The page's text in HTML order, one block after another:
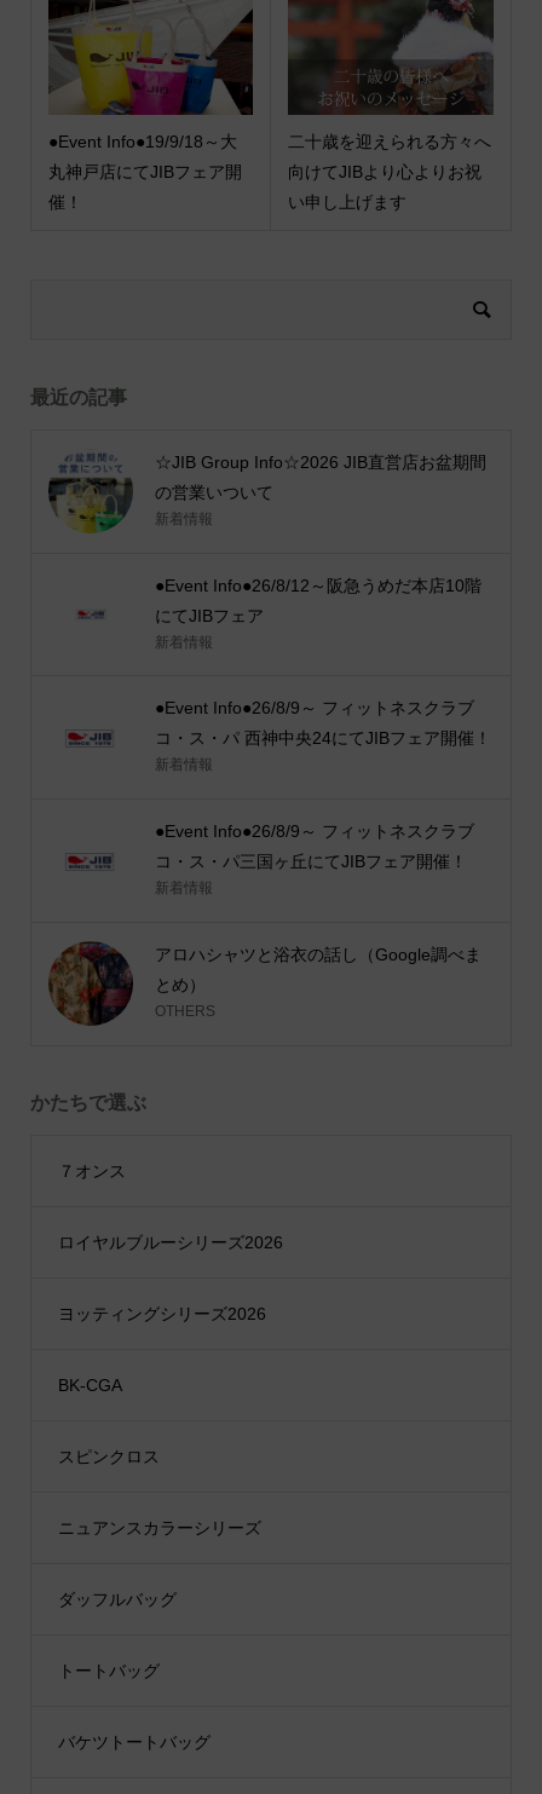
●Event Info●19/9/18～大
丸神戸店にてJIBフェア開
催！
二十歳を迎えられる方々へ
向けてJIBより心よりお祝
い申し上げます
最近の記事
☆JIB Group Info☆2026 JIB直営店お盆期間
の営業いついて
新着情報
●Event Info●26/8/12～阪急うめだ本店10階
にてJIBフェア
新着情報
●Event Info●26/8/9～ フィットネスクラブ
コ・ス・パ 西神中央24にてJIBフェア開催！
新着情報
●Event Info●26/8/9～ フィットネスクラブ
コ・ス・パ三国ヶ丘にてJIBフェア開催！
新着情報
アロハシャツと浴衣の話し（Google調べま
とめ）
OTHERS
かたちで選ぶ
７オンス
ロイヤルブルーシリーズ2026
ヨッティングシリーズ2026
BK-CGA
スピンクロス
ニュアンスカラーシリーズ
ダッフルバッグ
トートバッグ
バケツトートバッグ